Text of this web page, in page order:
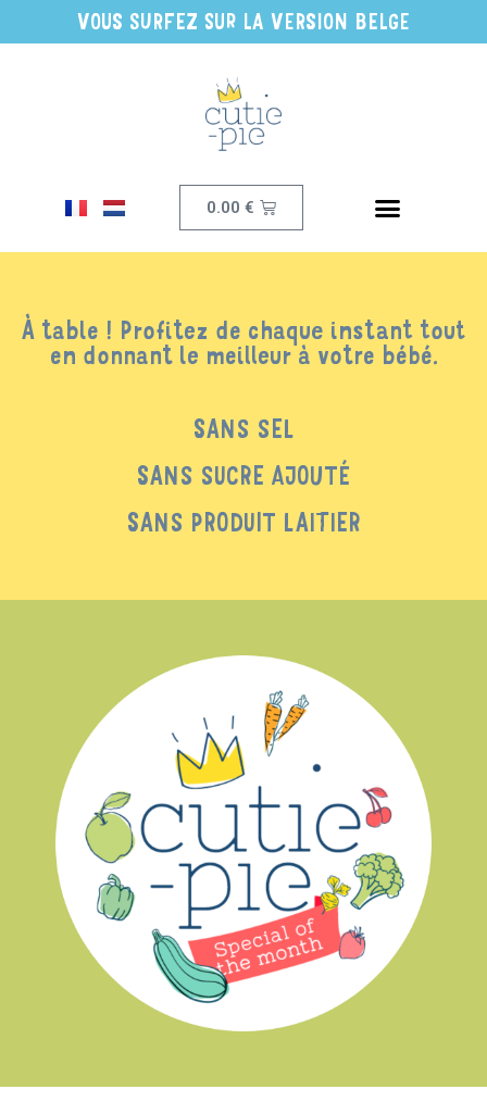
VOUS SURFEZ SUR LA VERSION BELGE
0.00€
À table ! Profitez de chaque instant tout
en donnant le meilleur à votre bébé.
SANS SEL
SANS SUCRE AJOUTÉ
SANS PRODUIT LAITIER